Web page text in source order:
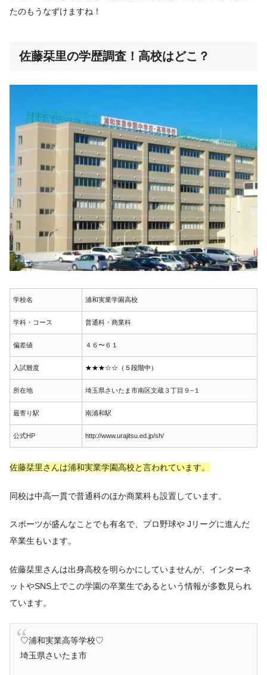
たのもうなずけますね！
佐藤栞里の学歴調査！高校はどこ？
学校名 浦和実業学園高校
学科・コース 普通科・商業科
偏差値 ４６〜６１
入試難度 ★★★☆☆（５段階中）
所在地 埼玉県さいたま市南区文蔵３丁目９−１
最寄り駅 南浦和駅
公式HP http://www.urajitsu.ed.jp/sh/
佐藤栞里さんは浦和実業学園高校と言われています。
同校は中高一貫で普通科のほか商業科も設置しています。
スポーツが盛んなことでも有名で、プロ野球や Jリーグに進んだ
卒業生もいます。
佐藤栞里さんは出身高校を明らかにしていませんが、インターネ
ットやSNS上でこの学園の卒業生であるという情報が多数見られ
ています。
♡浦和実業高等学校♡
埼玉県さいたま市